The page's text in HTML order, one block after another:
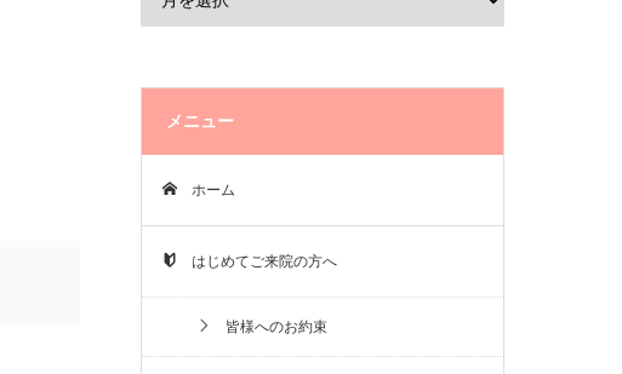
メニュー
ホーム
はじめてご来院の方へ
皆様へのお約束